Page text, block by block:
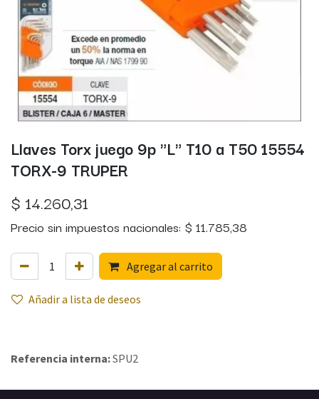
Llaves Torx juego 9p "L" T10 a T50 15554
TORX-9 TRUPER
$ 14.260,31
Precio sin impuestos nacionales: $ 11.785,38
Agregar al carrito
Añadir a lista de deseos
Referencia interna:SPU2